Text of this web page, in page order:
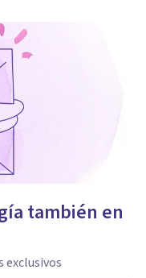
también en
exclusivos